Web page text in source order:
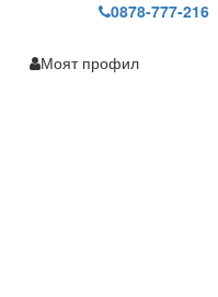
0878-777-216
Моят профил